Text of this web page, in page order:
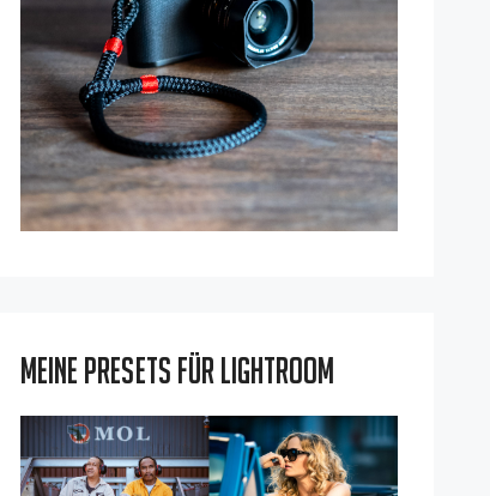
Meine Presets für Lightroom